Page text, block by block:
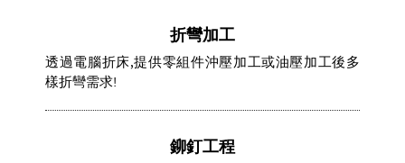
折彎加工
透過電腦折床,提供零組件沖壓加工或油壓加工後多
樣折彎需求!
鉚釘工程